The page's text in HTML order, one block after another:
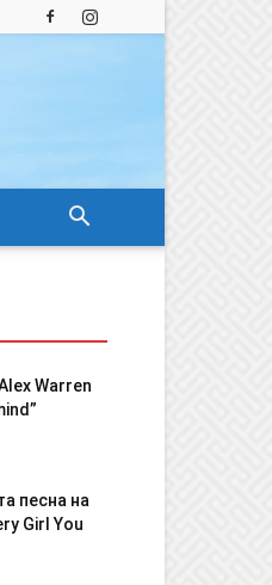
Warren
песна на
Girl You